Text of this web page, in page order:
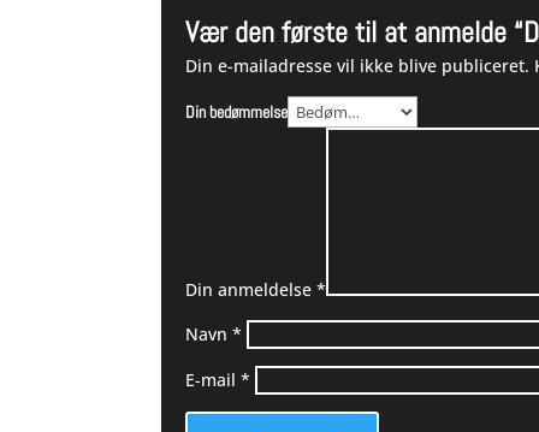
Vær den første til at anmelde
Din e-mailadresse vil ikke blive publiceret.
Din bedømmelse
Din anmeldelse*
Navn*
E-mail*